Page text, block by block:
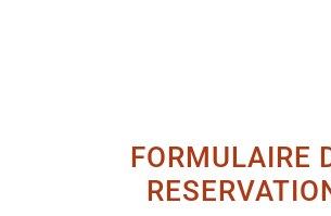
FORMULAIRE